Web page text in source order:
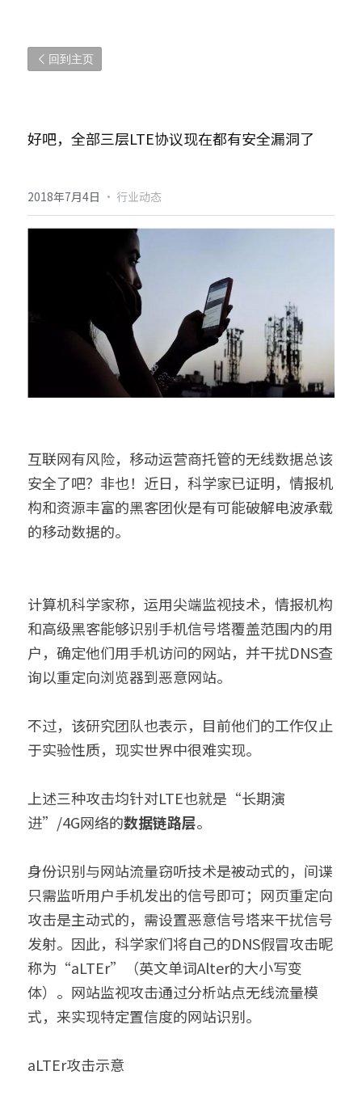
回到主页
好吧，全部三层LTE协议现在都有安全漏洞了
2018年7月4日 · 行业动态
互联网有风险，移动运营商托管的无线数据总该
安全了吧？非也！近日，科学家已证明，情报机
构和资源丰富的黑客团伙是有可能破解电波承载
的移动数据的。
计算机科学家称，运用尖端监视技术，情报机构
和高级黑客能够识别手机信号塔覆盖范围内的用
户，确定他们用手机访问的网站，并干扰DNS查
询以重定向浏览器到恶意网站。
不过，该研究团队也表示，目前他们的工作仅止
于实验性质，现实世界中很难实现。
上述三种攻击均针对LTE也就是“长期演
进”/4G网络的数据链路层。
身份识别与网站流量窃听技术是被动式的，间谍
只需监听用户手机发出的信号即可；网页重定向
攻击是主动式的，需设置恶意信号塔来干扰信号
发射。因此，科学家们将自己的DNS假冒攻击昵
称为“aLTEr”（英文单词Alter的大小写变
体）。网站监视攻击通过分析站点无线流量模
式，来实现特定置信度的网站识别。
aLTEr攻击示意